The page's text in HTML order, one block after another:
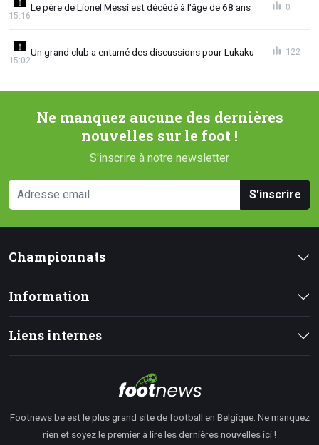
Le père de Lionel Messi est décédé à l'âge de 68 ans
15:16
0
Un grand club a entamé des discussions pour Lukaku
15:02
122
Ne manquez aucune des dernières
nouvelles sur le foot !
S'inscrire à notre newsletter
S'inscrire
Championnats
Information
Liens internes
Footnews.be est le plus grand site de football en Belgique. Ne manquez
rien et soyez le premier à lire les dernières nouvelles ici !